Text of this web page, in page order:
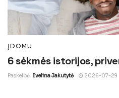
ĮDOMU
6 sėkmės istorijos,
Paskelbė Evelina Jakutytė 2026-07-29